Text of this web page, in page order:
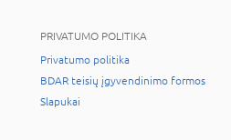
PRIVATUMO POLITIKA
Privatumo politika
BDAR teisių įgyvendinimo formos
Slapukai